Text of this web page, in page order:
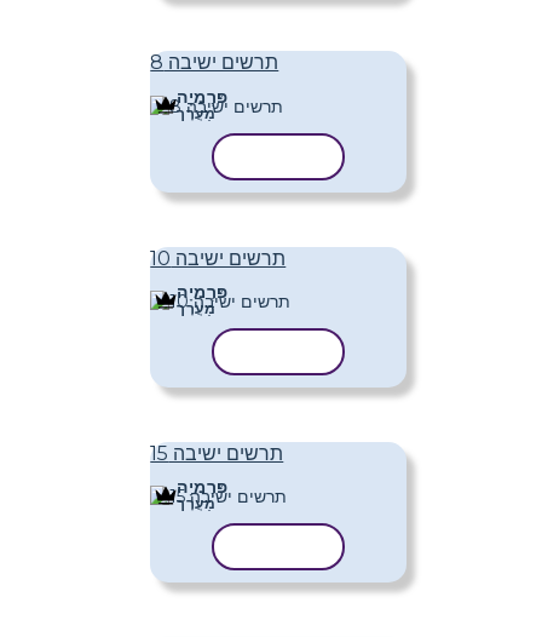
תרשים ישיבה 8
פּרֶמיָה
מַעֲרָך
תרשים ישיבה 10
פּרֶמיָה
מַעֲרָך
תרשים ישיבה 15
פּרֶמיָה
מַעֲרָך